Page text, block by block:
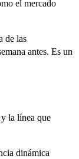
el mercado
de las
antes. Es un
la línea que
dinámica